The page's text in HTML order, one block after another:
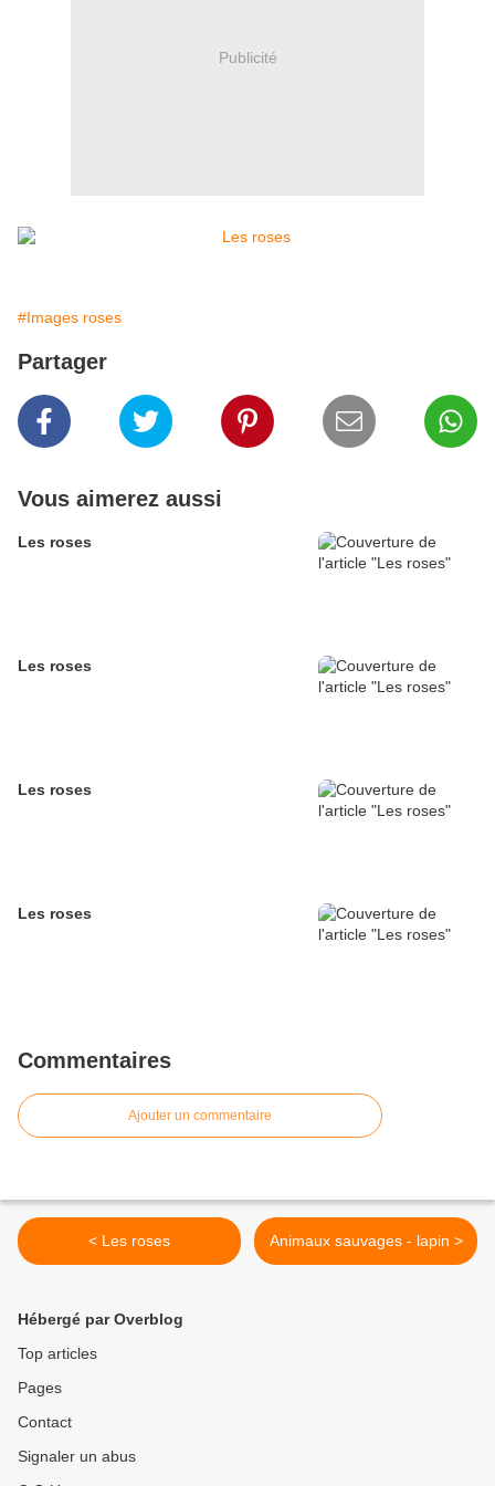
Publicité
#Images roses
Partager
Vous aimerez aussi
Les roses
Les roses
Les roses
Les roses
Commentaires
Ajouter un commentaire
< Les roses Animaux sauvages - lapin >
Hébergé par Overblog
Top articles
Pages
Contact
Signaler un abus